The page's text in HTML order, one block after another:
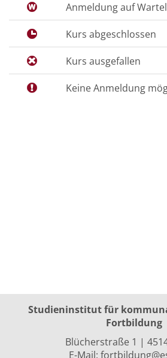
Anmeldung auf
Kurs abgeschlossen
Kurs ausgefallen
Keine Anmeldung
Studieninstitut für
Fortbildung
Blücherstraße 1 |
E-Mail: